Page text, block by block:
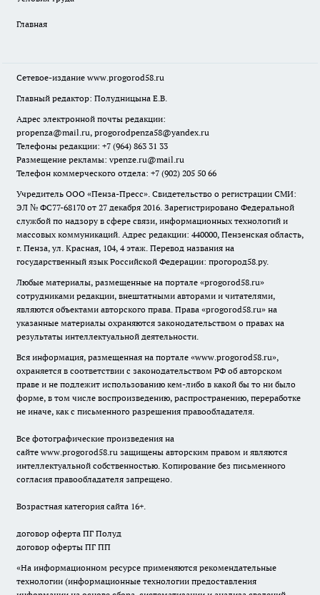
Главная
Сетевое-издание www.progorod58.ru
Главный редактор: Полудницына Е.В.
Адрес электронной почты редакции:
propenza@mail.ru, progorodpenza58@yandex.ru
Телефоны редакции: +7 (964) 863 31 33
Размещение рекламы: vpenze.ru@mail.ru
Телефон коммерческого отдела: +7 (902) 205 50 66
Учредитель ООО «Пенза-Пресс». Свидетельство о регистрации СМИ:
ЭЛ № ФС77-68170 от 27 декабря 2016. Зарегистрировано Федеральной
службой по надзору в сфере связи, информационных технологий и
массовых коммуникаций. Адрес редакции: 440000, Пензенская область,
г. Пенза, ул. Красная, 104, 4 этаж. Перевод названия на
государственный язык Российской Федерации: прогород58.ру.
Любые материалы, размещенные на портале «progorod58.ru»
сотрудниками редакции, внештатными авторами и читателями,
являются объектами авторского права. Права «progorod58.ru» на
указанные материалы охраняются законодательством о правах на
результаты интеллектуальной деятельности.
Вся информация, размещенная на портале «www.progorod58.ru»,
охраняется в соответствии с законодательством РФ об авторском
праве и не подлежит использованию кем-либо в какой бы то ни было
форме, в том числе воспроизведению, распространению, переработке
не иначе, как с письменного разрешения правообладателя.
Все фотографические произведения на
сайте www.progorod58.ru защищены авторским правом и являются
интеллектуальной собственностью. Копирование без письменного
согласия правообладателя запрещено.
Возрастная категория сайта 16+.
договор оферта ПГ Полуд
договор оферты ПГ ПП
«На информационном ресурсе применяются рекомендательные
технологии (информационные технологии предоставления